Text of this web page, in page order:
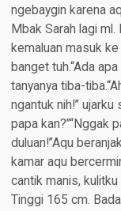
ngebaygin karena
Mbak Sarah lagi
kemaluan masuk
banget tuh.“Ada
tanyanya tiba-
ngantuk nih!”
papa kan?”“Nggak
duluan!”Aqu
kamar aqu
cantik manis,
Tinggi 165 cm.